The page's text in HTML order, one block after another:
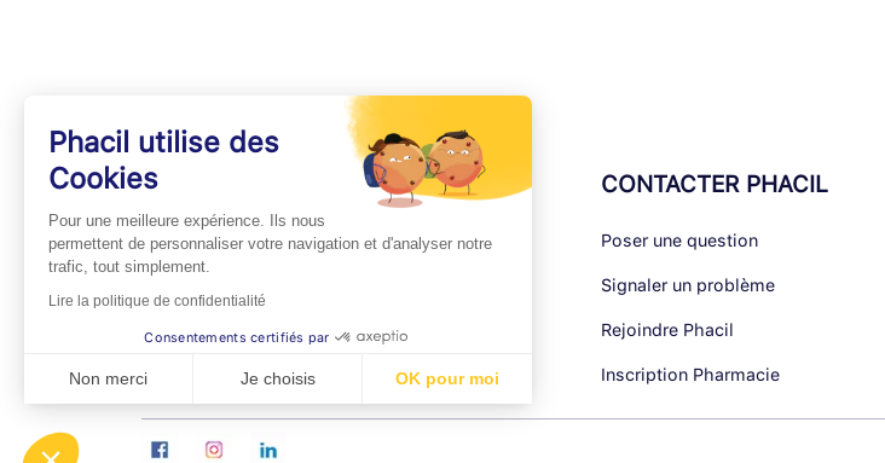
INFOS PRATIQUES
Professionnels de Santé
Espace Pharmaciens
Foire aux questions
CONTACTER PHACIL
Poser une question
Signaler un problème
Rejoindre Phacil
Inscription Pharmacie
Phacil utilise des
Cookies
Pour une meilleure expérience. Ils nous
permettent de personnaliser votre navigation et d'analyser notre
trafic, tout simplement.
Lire la politique de confidentialité
Consentements certifiés par
Non merci Je choisis OK pour moi
Axeptio consent
Plateforme de Gestion du Consentement : Personnalisez vos Options